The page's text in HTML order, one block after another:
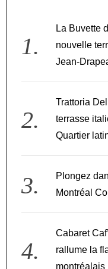
La Buvette
nouvelle
Jean-
Trattoria
terrasse
Quartier
Plongez
Montréal
Cabaret
rallume la
montréalais